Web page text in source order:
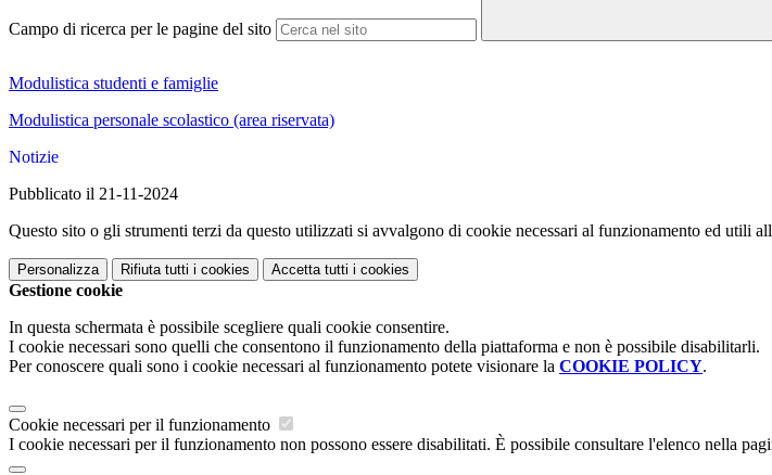
Campo di ricerca per le pagine del sito
Modulistica studenti e famiglie
Modulistica personale scolastico (area riservata)
Notizie
Pubblicato il 21-11-2024
Questo sito o gli strumenti terzi da questo utilizzati si avvalgono di cookie necessari al funzionamento ed utili
Personalizza Rifiuta tutti i cookies Accetta tutti i cookies
Gestione cookie
In questa schermata è possibile scegliere quali cookie consentire.
I cookie necessari sono quelli che consentono il funzionamento della piattaforma e non è possibile disabilitarli.
Per conoscere quali sono i cookie necessari al funzionamento potete visionare la COOKIE POLICY.
Cookie necessari per il funzionamento
I cookie necessari per il funzionamento non possono essere disabilitati. È possibile consultare l'elenco nella